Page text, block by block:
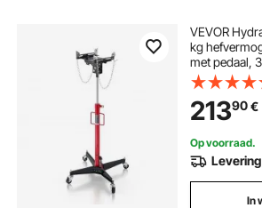
VEVOR
kg
met pedaal,
hefhoogte
garage/
21390€
Op voorraad.
In